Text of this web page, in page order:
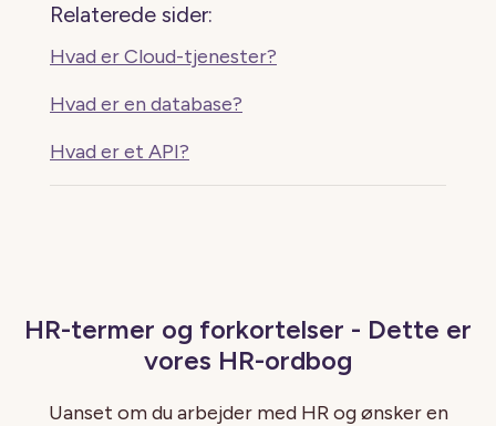
Relaterede sider:
Hvad er Cloud-tjenester?
Hvad er en database?
Hvad er et API?
HR-termer og forkortelser - Dette er
vores HR-ordbog
Uanset om du arbejder med HR og ønsker en